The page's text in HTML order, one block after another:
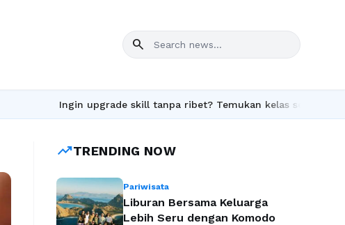
search
Ingin upgrade skill tanpa ribet? Temukan kelas seru dan materi
trending_upTRENDING NOW
Pariwisata
Liburan Bersama Keluarga
Lebih Seru dengan Komodo